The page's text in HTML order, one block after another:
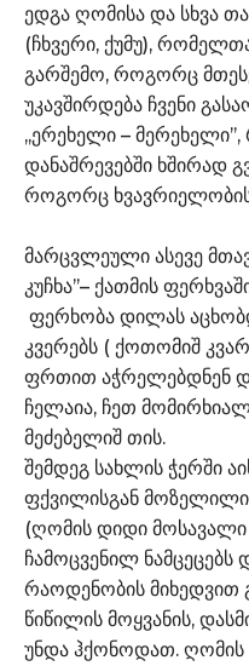
ედგა ღომისა და სხვა
(ჩხვერი, ქუმუ),
გარშემო, როგორც
უკავშირდება ჩვენი
,,ერეხელი –
დანაშრევებში ხშირად
როგორც
მარცვლეული ასევე
კუჩხა’’– ქათმის
ფერხობა დილას
კვერებს ( ქოთომიშ
ფრთით აჭრელებდნენ
ჩელაია, ჩეთ
მეძებელიშ თის.
შემდეგ სახლის ჭერში
ფქვილისგან მოზელილი
(ღომის დიდი მოსავალი
ჩამოცვენილ
რაოდენობის მიხედვით
წიწილის მოყვანის,
უნდა ჰქონოდათ. ღომის